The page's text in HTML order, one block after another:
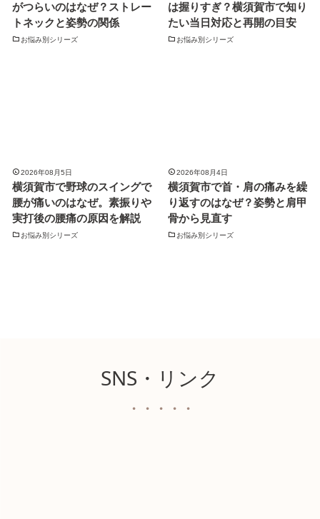
がつらいのはなぜ？ストレー
トネックと姿勢の関係
お悩み別シリーズ
は握りすぎ？横須賀市で知り
たい当日対応と再開の目安
お悩み別シリーズ
2026年08月5日
横須賀市で野球のスイングで
腰が痛いのはなぜ。素振りや
実打後の腰痛の原因を解説
お悩み別シリーズ
2026年08月4日
横須賀市で首・肩の痛みを繰
り返すのはなぜ？姿勢と肩甲
骨から見直す
お悩み別シリーズ
SNS・リンク